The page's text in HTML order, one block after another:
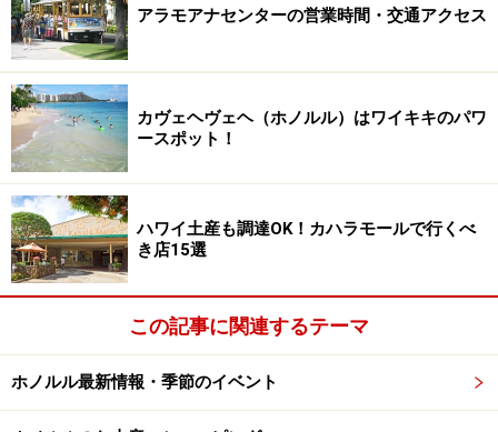
最旬のファッションブランドが並ぶ1階ブティックホール
3階免税フロアはもちろん、Tギャラリアで扱う商品の価
格は、ハワイ州内の他のショップと同等、あるいは低価
格であることが保証されています。もし、他店で同一商
品の税込価格がTギャラリアの価格以下の場合、その価
格の10％引きで販売。高額な時計、アクセサリー、バッ
グ等を購入する際には、他のショップやデパートなども
しっかりチェックを。また、Tギャラリアでは、すべて
の商品に100％の品質保証が付いています。帰国後もレ
シートがあれば、日本の顧客サービスセンターで交換、
修理、返品が可能です。
アラモアナセンターの営業時間・交通アクセス
カヴェヘヴェヘ（ホノルル）はワイキキのパワ
ースポット！
ハワイ土産も調達OK！カハラモールで行くべ
き店15選
この記事に関連するテーマ
ホノルル最新情報・季節のイベント